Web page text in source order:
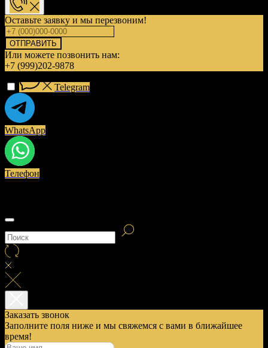
Оставьте заявку и мы перезвоним!
ОТПРАВИТЬ
Или можете позвонить нам:
+7 (999)202-9878
Telegram
WhatsApp
Телефон
Заказать звонок
Заполните поля ниже и мы свяжемся с вами в ближайшее
время!